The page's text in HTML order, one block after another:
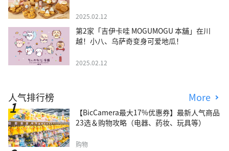
2025.02.12
第2家「吉伊卡哇 MOGUMOGU 本舖」在川
越！小八、乌萨奇变身可爱地瓜！
2025.02.12
人气排行榜 More
【BicCamera最大17%优惠券】最新人气商品
23选＆购物攻略（电器、药妆、玩具等）
购物